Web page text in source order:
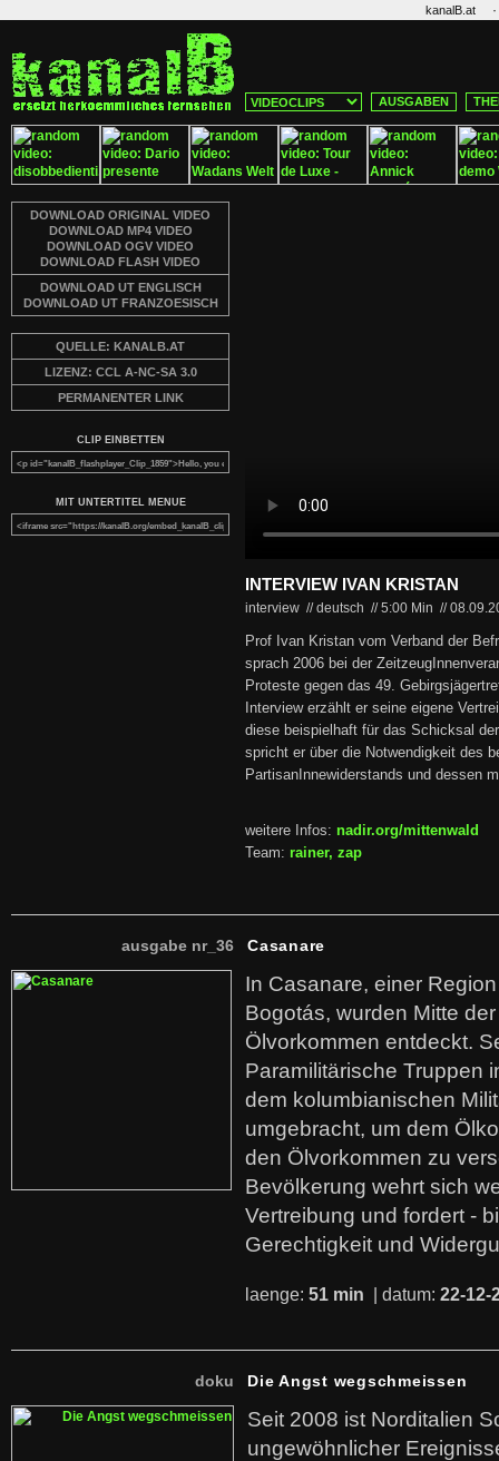
kanalB.at ·
AUSGABEN
DOWNLOAD ORIGINAL VIDEO
DOWNLOAD MP4 VIDEO
DOWNLOAD OGV VIDEO
DOWNLOAD FLASH VIDEO
DOWNLOAD UT ENGLISCH
DOWNLOAD UT FRANZOESISCH
QUELLE: KANALB.AT
LIZENZ: CCL A-NC-SA 3.0
PERMANENTER LINK
CLIP EINBETTEN
MIT UNTERTITEL MENUE
INTERVIEW IVAN KRISTAN
interview // deutsch //5:00 Min //
Prof Ivan Kristan vom Verband der
sprach 2006 bei der
Proteste gegen das 49.
Interview erzählt er seine eigene
diese beispielhaft für das Schicksal
spricht er über die Notwendigkeit des
PartisanInnewiderstands und dessen
weitere Infos: nadir.org/mittenwald
Team: rainer, zap
ausgabe nr_36 Casanare
In Casanare, einer
Bogotás, wurden Mitte
Ölvorkommen entdeckt.
Paramilitärische Truppen
dem kolumbianischen
umgebracht, um dem
den Ölvorkommen zu
Bevölkerung wehrt sich
Vertreibung und fordert -
Gerechtigkeit und
laenge: 51 min | datum: 22-12-
doku Die Angst wegschmeissen
Seit 2008 ist Norditalien
ungewöhnlicher